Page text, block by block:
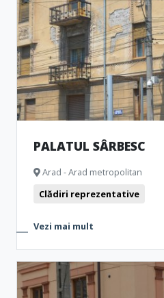
PALATUL SÂRBESC
Arad - Arad metropolitan
Clădiri reprezentative
Vezi mai mult